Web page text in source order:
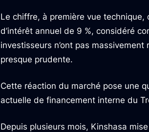
Le chiffre, à première vue
d’intérêt annuel de 9 %, considéré
investisseurs n’ont pas
presque prudente.
Cette réaction du marché pose une
actuelle de financement interne du
Depuis plusieurs mois, Kinshasa